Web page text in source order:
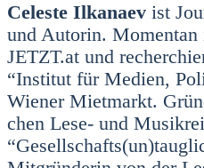
Cele­s­te Ilka­naev ist
und Autorin. Momen­tan
JETZT.at und
“Insti­tut für Medi­en,
Wie­ner Miet­markt.
chen Lese- und